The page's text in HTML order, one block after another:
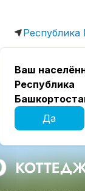
Ваш
Республика
Да